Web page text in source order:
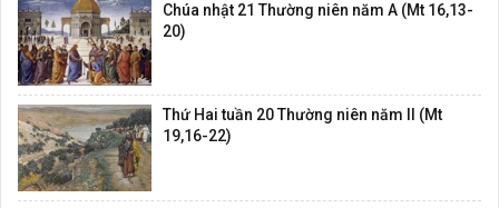
Chúa nhật 21 Thường niên năm A (Mt 16,13-
20)
Thứ Hai tuần 20 Thường niên năm II (Mt
19,16-22)